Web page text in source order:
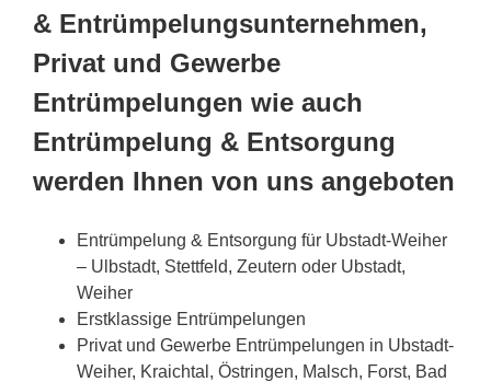
& Entrümpelungsunternehmen,
Privat und Gewerbe
Entrümpelungen wie auch
Entrümpelung & Entsorgung
werden Ihnen von uns angeboten
Entrümpelung & Entsorgung für Ubstadt-Weiher
– Ulbstadt, Stettfeld, Zeutern oder Ubstadt,
Weiher
Erstklassige Entrümpelungen
Privat und Gewerbe Entrümpelungen in Ubstadt-
Weiher, Kraichtal, Östringen, Malsch, Forst, Bad